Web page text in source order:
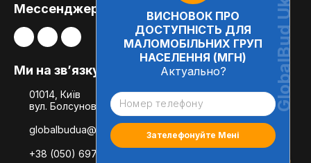
ВИСНОВОК ПРО
ДОСТУПНІСТЬ ДЛЯ
МАЛОМОБІЛЬНИХ ГРУП
НАСЕЛЕННЯ (МГН)
Актуально?
Мессенджери
Ми на зв’язку
01014, Київ
вул. Болсуновська, 8, офіс 21
globalbudua@gmail.com
+38 (050) 697-78-54